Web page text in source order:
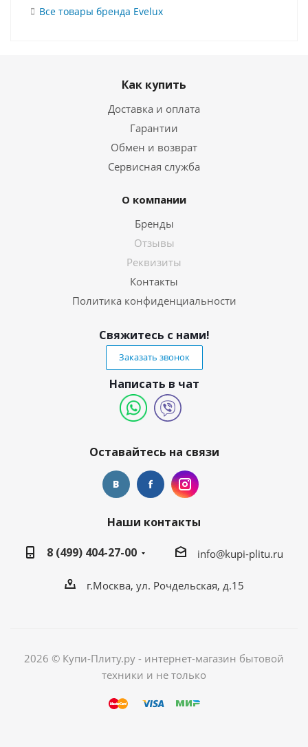
Все товары бренда Evelux
Как купить
Доставка и оплата
Гарантии
Обмен и возврат
Сервисная служба
О компании
Бренды
Отзывы
Реквизиты
Контакты
Политика конфиденциальности
Свяжитесь с нами!
Заказать звонок
Написать в чат
Оставайтесь на связи
Наши контакты
8 (499) 404-27-00
info@kupi-plitu.ru
г.Москва, ул. Рочдельская, д.15
2026 © Купи-Плиту.ру - интернет-магазин бытовой
техники и не только